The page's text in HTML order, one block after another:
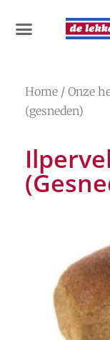
Home / Onze
(gesneden)